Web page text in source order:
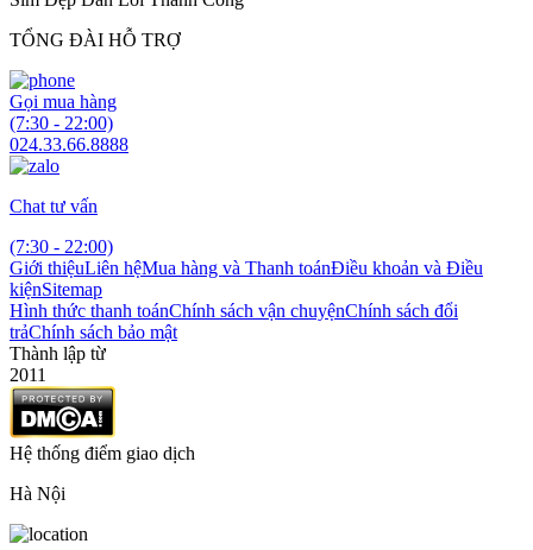
TỔNG ĐÀI HỖ TRỢ
Gọi mua hàng
(7:30 - 22:00)
024.33.66.8888
Chat tư vấn
(7:30 - 22:00)
Giới thiệuLiên hệMua hàng và Thanh toánĐiều khoản và Điều
kiệnSitemap
Hình thức thanh toánChính sách vận chuyệnChính sách đổi
trảChính sách bảo mật
Thành lập từ
2011
Hệ thống điểm giao dịch
Hà Nội